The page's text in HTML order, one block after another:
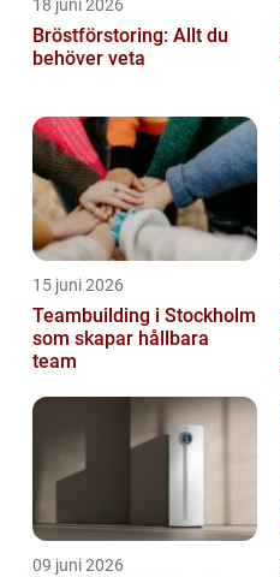
18 juni 2026
Bröstförstoring: Allt du
behöver veta
15 juni 2026
Teambuilding i Stockholm
som skapar hållbara
team
09 juni 2026